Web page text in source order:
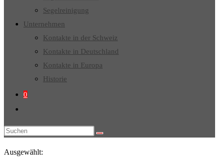
Segelreinigung
Unternehmen
Kontakte in der Schweiz
Kontakte in Deutschland
Kontakte in Europa
Historie
0
umschalten
Diese
durchsuchen
Ausgewählt: